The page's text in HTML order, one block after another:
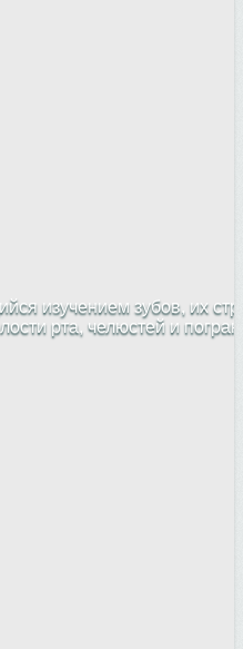
изучением зубов, их
рта, челюстей и